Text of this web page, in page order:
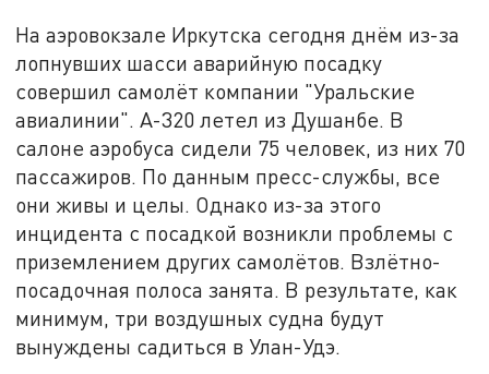
На аэровокзале Иркутска сегодня днём из-за
лопнувших шасси аварийную посадку
совершил самолёт компании "Уральские
авиалинии". А-320 летел из Душанбе. В
салоне аэробуса сидели 75 человек, из них 70
пассажиров. По данным пресс-службы, все
они живы и целы. Однако из-за этого
инцидента с посадкой возникли проблемы с
приземлением других самолётов. Взлётно-
посадочная полоса занята. В результате, как
минимум, три воздушных судна будут
вынуждены садиться в Улан-Удэ.